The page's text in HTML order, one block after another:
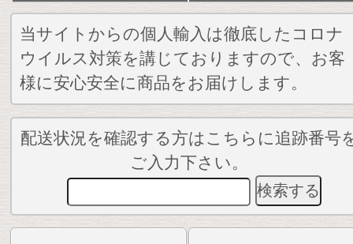
当サイトからの個人輸入は徹底したコロナ
ウイルス対策を講じておりますので、お客
様に安心安全に商品をお届けします。
配送状況を確認する方はこちらに追跡番号
ご入力下さい。